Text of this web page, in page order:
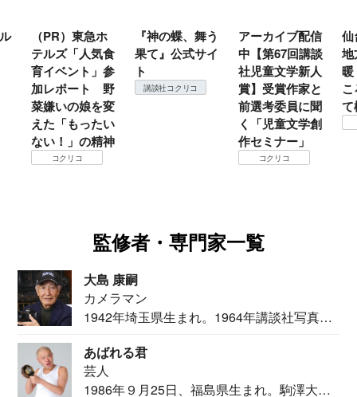
（PR）東急ホ
テルズ「人気食
育イベント」参
加レポート 野
菜嫌いの娘を変
えた「もったい
ない！」の精神
コクリコ
『神の蝶、舞う
果て』公式サイ
ト
講談社コクリコ
アーカイブ配信
中【第67回講談
社児童文学新人
賞】受賞作家と
前選考委員に聞
く「児童文学創
作セミナー」
コクリコ
仙
地
て
監修者・専門家一覧
大島 康嗣
カメラマン
1942年埼玉県生まれ。1964年講談社写真部
あばれる君
芸人
1986年９月25日、福島県生まれ。駒澤大学